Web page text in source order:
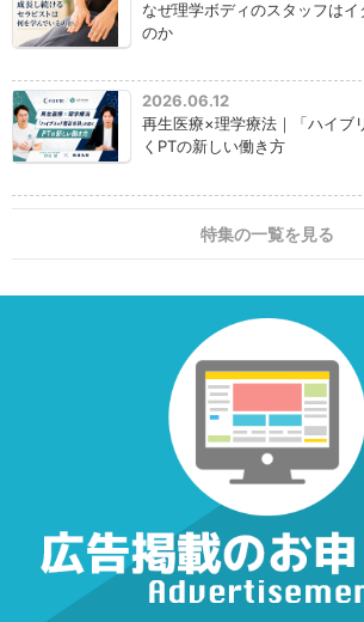
なぜ理学ボディのスタッフはイ
のか
2026.06.12
再生医療×理学療法｜「ハイブ
くPTの新しい働き方
特集の一覧を見る